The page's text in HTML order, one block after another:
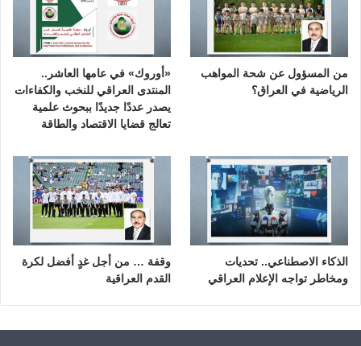
من المسؤول عن شحة المواهب
الرياضية في العراق؟
«أوروك» في عامها العاشر..
المنتدى العراقي للنخب والكفاءات
يصدر عددًا جديدًا ببحوث علمية
تعالج قضايا الاقتصاد والطاقة
الذكاء الاصطناعي.. تحديات
ومخاطر تواجه الإعلام العراقي
وقفة … من أجل غدٍ أفضل لكرة
القدم العراقية